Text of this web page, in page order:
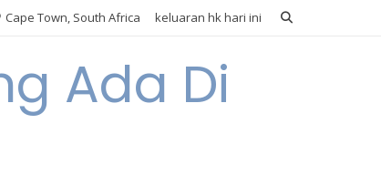
Cape Town, South Africa keluaran hk hari ini
Ada Di